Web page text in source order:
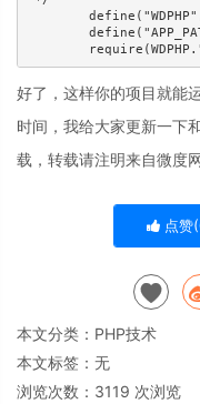
好了，这样你的项目就能
时间，我给大家更新一下
载，转载请注明来自微度
点赞(
本文分类： PHP技术
本文标签：无
浏览次数： 3119 次浏览